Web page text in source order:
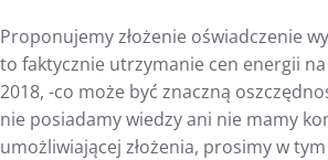
Proponujemy złożenie oświadczenie
to faktycznie utrzymanie cen energii
2018, -co może być znaczną
nie posiadamy wiedzy ani nie mamy
umożliwiającej złożenia, prosimy w